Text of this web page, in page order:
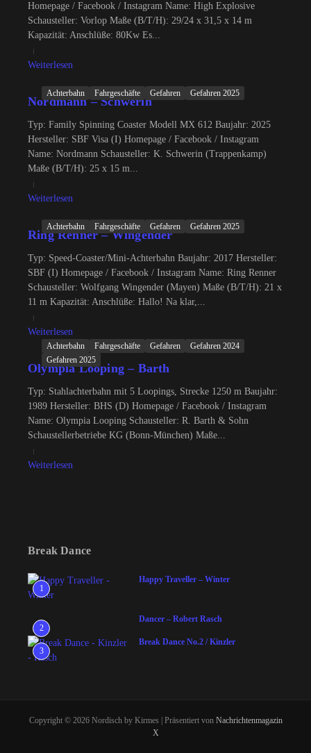
Homepage / Facebook / Instagram Name: High Explosive
Schausteller: Vorlop Maße (B/T/H): 29/24 x 31,5 x 14 m
Kapazität: Anschlüße: 80Kw Es...
Weiterlesen
Achterbahn Fahrgeschäfte Gefahren Gefahren 2025
Nordmann – Schwerin
Typ: Family Spinning Coaster Modell MX 612 Baujahr: 2025
Hersteller: SBF Visa (I) Homepage / Facebook / Instagram
Name: Nordmann Schausteller: K. Schwerin (Trappenkamp)
Maße (B/T/H): 25 x 15 m...
Weiterlesen
Achterbahn Fahrgeschäfte Gefahren Gefahren 2025
Ring Renner – Wingender
Typ: Speed-Coaster/Mini-Achterbahn Baujahr: 2017 Hersteller:
SBF (I) Homepage / Facebook / Instagram Name: Ring Renner
Schausteller: Wolfgang Wingender (Mayen) Maße (B/T/H): 21 x
11 m Kapazität: Anschlüße: Hallo! Na klar,...
Weiterlesen
Achterbahn Fahrgeschäfte Gefahren
Gefahren 2024
Gefahren 2025
Olympia Looping – Barth
Typ: Stahlachterbahn mit 5 Loopings, Strecke 1250 m Baujahr:
1989 Hersteller: BHS (D) Homepage / Facebook / Instagram
Name: Olympia Looping Schausteller: R. Barth & Sohn
Schaustellerbetriebe KG (Bonn-München) Maße...
Weiterlesen
Break Dance
1
Happy Traveller – Winter
2
Dancer – Robert Rasch
3
Break Dance No.2 / Kinzler
Copyright © 2026 Nordisch by Kirmes | Präsentiert von Nachrichtenmagazin
X